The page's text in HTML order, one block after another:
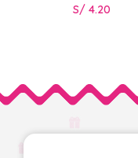
S/ 4.20